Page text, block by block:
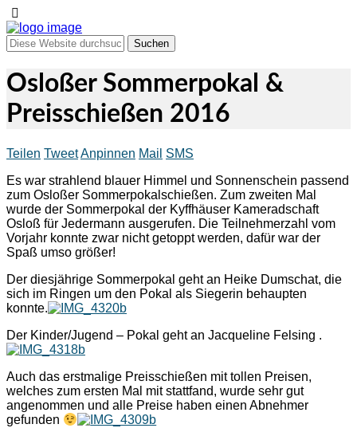
Osloßer Sommerpokal &
Preisschießen 2016
Teilen TweetAnpinnen Mail SMS
Es war strahlend blauer Himmel und Sonnenschein passend
zum Osloßer Sommerpokalschießen. Zum zweiten Mal
wurde der Sommerpokal der Kyffhäuser Kameradschaft
Osloß für Jedermann ausgerufen. Die Teilnehmerzahl vom
Vorjahr konnte zwar nicht getoppt werden, dafür war der
Spaß umso größer!
Der diesjährige Sommerpokal geht an Heike Dumschat, die
sich im Ringen um den Pokal als Siegerin behaupten
konnte.
Der Kinder/Jugend – Pokal geht an Jacqueline Felsing .
Auch das erstmalige Preisschießen mit tollen Preisen,
welches zum ersten Mal mit stattfand, wurde sehr gut
angenommen und alle Preise haben einen Abnehmer
gefunden